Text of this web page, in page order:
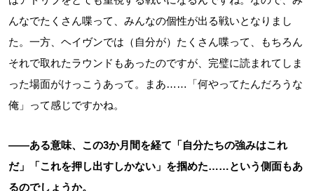
んなでたくさん喋って、みんなの個性が出る戦いとなりまし
た。一方、ヘイヴンでは（自分が）たくさん喋って、もちろん
それで取れたラウンドもあったのですが、完璧に読まれてしま
った場面がけっこうあって。まあ……「何やってたんだろうな
俺」って感じですかね。
――ある意味、この3か月間を経て「自分たちの強みはこれ
だ」「これを押し出すしかない」を掴めた……という側面もあ
るのでしょうか。